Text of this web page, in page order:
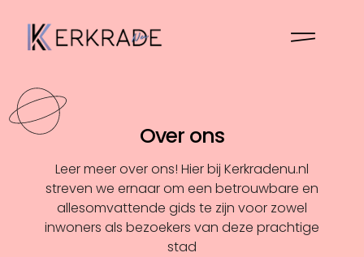
Over ons
Leer meer over ons! Hier bij Kerkradenu.nl
streven we ernaar om een betrouwbare en
allesomvattende gids te zijn voor zowel
inwoners als bezoekers van deze prachtige
stad